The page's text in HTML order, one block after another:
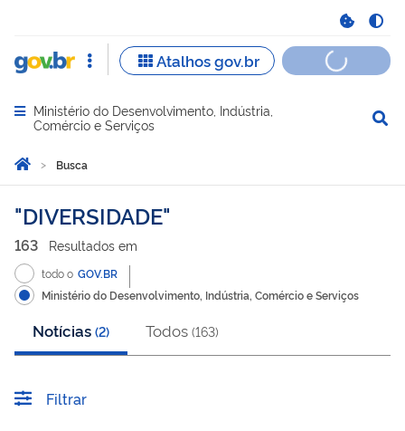
Abrir menu principal de navegação
Ministério do Desenvolvimento, Indústria,
Comércio e Serviços
Você está aqui:
Página Inicial
Busca
Busca
DIVERSIDADE
163 Resultados em
todo o GOV.BR
Ministério do Desenvolvimento, Indústria, Comércio e Serviços
Notícias (2) Todos (163)
Filtrar